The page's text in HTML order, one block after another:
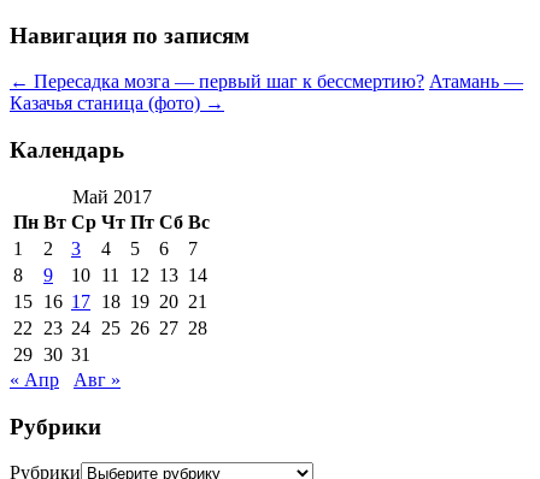
Навигация по записям
← Пересадка мозга — первый шаг к бессмертию? Атамань —
Казачья станица (фото) →
Календарь
Май 2017
Пн Вт Ср Чт Пт Сб Вс
1
2 3 4 5 6
7
8
9 10 11 12 13 14
15 16 17 18 19 20 21
22
23 24 25 26 27 28
29 30 31
« Апр
Авг »
Рубрики
Рубрики